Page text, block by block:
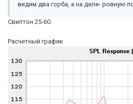
видим два горба, а на деле- ровную
Свиптон 25-60.
Расчетный график